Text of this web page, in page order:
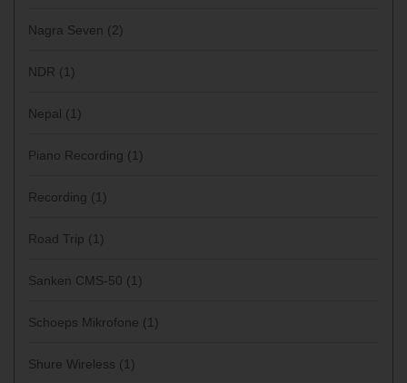
Nagra Seven (2)
NDR (1)
Nepal (1)
Piano Recording (1)
Recording (1)
Road Trip (1)
Sanken CMS-50 (1)
Schoeps Mikrofone (1)
Shure Wireless (1)